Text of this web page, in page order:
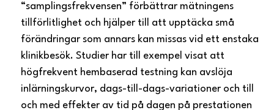
“samplingsfrekvensen” förbättrar mätningens
tillförlitlighet och hjälper till att upptäcka små
förändringar som annars kan missas vid ett enstaka
klinikbesök. Studier har till exempel visat att
högfrekvent hembaserad testning kan avslöja
inlärningskurvor, dags-till-dags-variationer och till
och med effekter av tid på dagen på prestationen